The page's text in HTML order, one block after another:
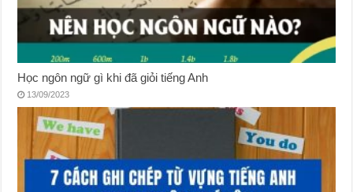
Học ngôn ngữ gì khi đã giỏi tiếng Anh
13/09/2023